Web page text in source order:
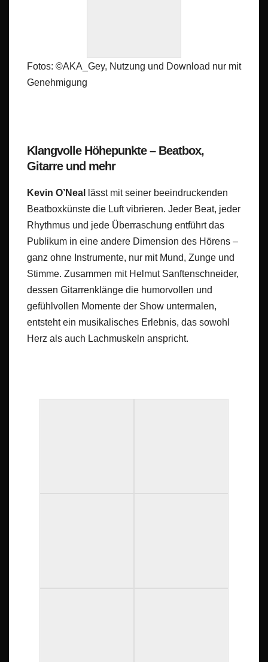
Fotos: ©AKA_Gey, Nutzung und Download nur mit
Genehmigung
Klangvolle Höhepunkte – Beatbox,
Gitarre und mehr
Kevin O’Neal
lässt mit seiner beeindruckenden
Beatboxkünste die Luft vibrieren. Jeder Beat, jeder
Rhythmus und jede Überraschung entführt das
Publikum in eine andere Dimension des Hörens –
ganz ohne Instrumente, nur mit Mund, Zunge und
Stimme. Zusammen mit Helmut Sanftenschneider,
dessen Gitarrenklänge die humorvollen und
gefühlvollen Momente der Show untermalen,
entsteht ein musikalisches Erlebnis, das sowohl
Herz als auch Lachmuskeln anspricht.